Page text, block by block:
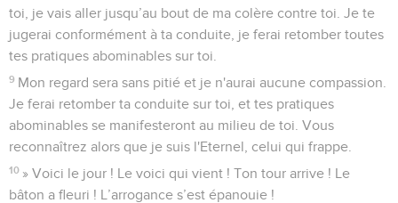
toi, je vais aller jusqu’au bout de ma colère contre toi. Je te
jugerai conformément à ta conduite, je ferai retomber toutes
tes pratiques abominables sur toi.
9 Mon regard sera sans pitié et je n'aurai aucune compassion.
Je ferai retomber ta conduite sur toi, et tes pratiques
abominables se manifesteront au milieu de toi. Vous
reconnaîtrez alors que je suis l'Eternel, celui qui frappe.
10 » Voici le jour ! Le voici qui vient ! Ton tour arrive ! Le
bâton a fleuri ! L’arrogance s’est épanouie !